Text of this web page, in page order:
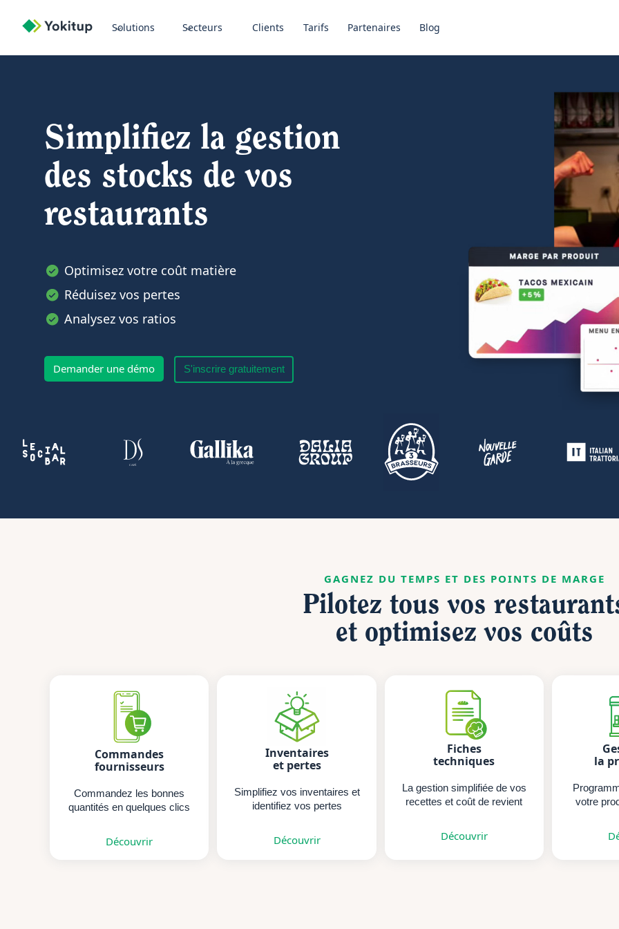
Solutions Secteurs Clients Tarifs Partenaires Blog
Simplifiez la gestion
des stocks de vos
restaurants
Optimisez votre coût matière
Réduisez vos pertes
Analysez vos ratios
Demander une démo S'inscrire gratuitement
GAGNEZ DU TEMPS ET DES POINTS DE MARGE
Pilotez tous vos
et optimisez vos coûts
Commandes
fournisseurs
Commandez les bonnes
quantités en quelques clics
Découvrir
Inventaires
et pertes
Simplifiez vos inventaires et
identifiez vos pertes
Découvrir
Fiches
techniques
La gestion simplifiée de vos
recettes et coût de revient
Découvrir
la
votre